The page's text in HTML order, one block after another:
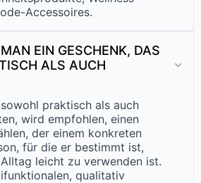
Accessoires.
EIN GESCHENK, DAS
ALS AUCH
praktisch als auch
wird empfohlen, einen
der einem konkreten
für die er bestimmt ist,
leicht zu verwenden ist.
qualitativ